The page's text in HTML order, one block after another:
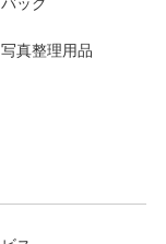
写真整理用品